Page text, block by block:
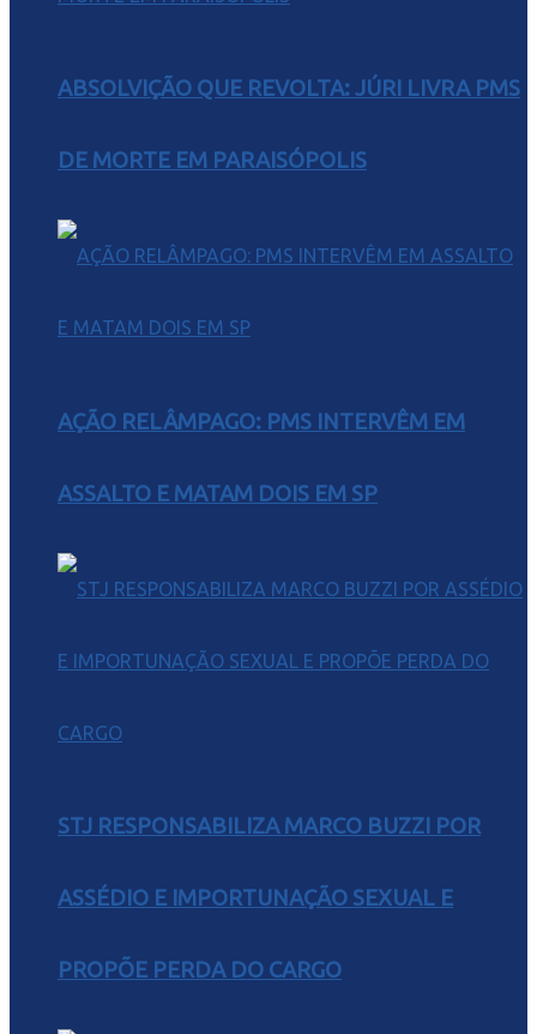
ABSOLVIÇÃO QUE REVOLTA: JÚRI LIVRA PMS
DE MORTE EM PARAISÓPOLIS
AÇÃO RELÂMPAGO: PMS INTERVÊM EM
ASSALTO E MATAM DOIS EM SP
STJ RESPONSABILIZA MARCO BUZZI POR
ASSÉDIO E IMPORTUNAÇÃO SEXUAL E
PROPÕE PERDA DO CARGO